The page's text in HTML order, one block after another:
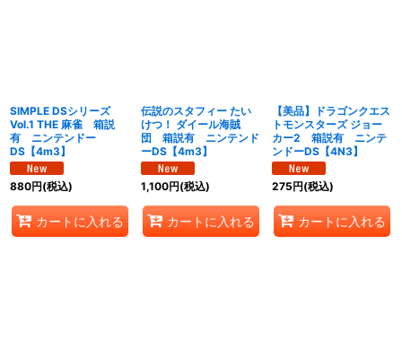
SIMPLE DSシリーズ
Vol.1 THE 麻雀 箱説
有 ニンテンドー
DS【4m3】
880円(税込)
カートに入れる
伝説のスタフィー たい
けつ！ ダイール海賊
団 箱説有 ニンテンド
ーDS【4m3】
1,100円(税込)
カートに入れる
【美品】ドラゴンクエス
トモンスターズ ジョー
カー2 箱説有 ニンテ
ンドーDS【4N3】
275円(税込)
カートに入れる